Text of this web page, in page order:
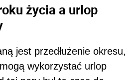
życia a urlop
jest przedłużenie okresu,
wykorzystać urlop